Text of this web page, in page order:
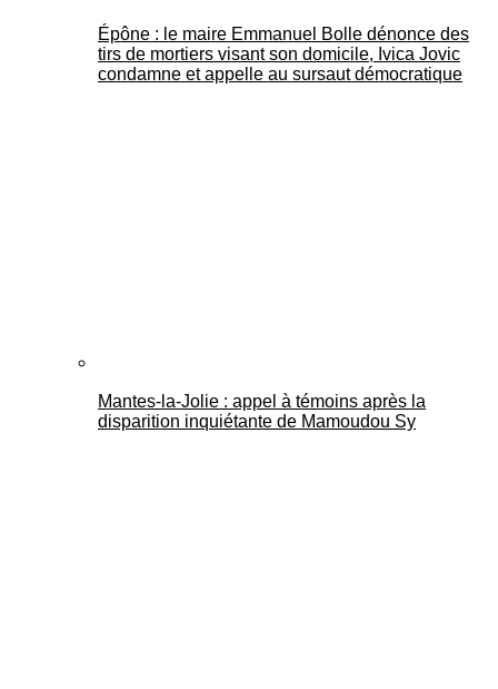
Épône : le maire Emmanuel Bolle dénonce des
tirs de mortiers visant son domicile, Ivica Jovic
condamne et appelle au sursaut démocratique
Mantes-la-Jolie : appel à témoins après la
disparition inquiétante de Mamoudou Sy